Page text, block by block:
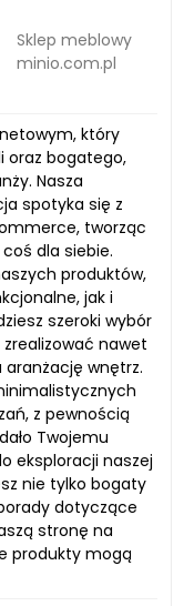
Sklep meblowy
minio.com.pl
który
oraz bogatego,
Nasza
spotyka się z
tworząc
dla siebie.
produktów,
jak i
szeroki wybór
nawet
aranżację wnętrz.
z pewnością
Twojemu
eksploracji naszej
nie tylko bogaty
dotyczące
stronę na
produkty mogą